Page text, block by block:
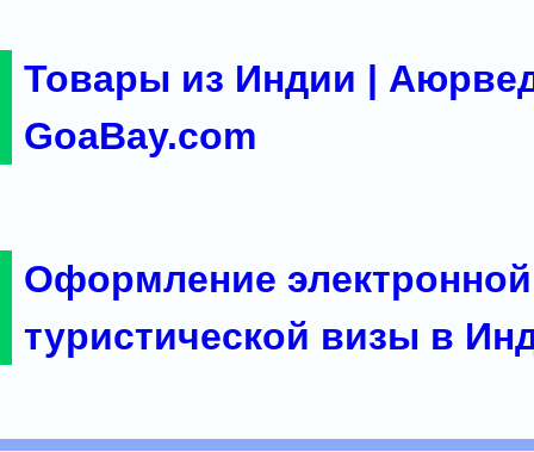
Товары из Индии |
GoaBay.com
Оформление электронной
туристической визы в